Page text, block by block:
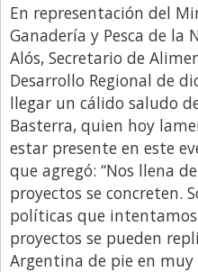
En representación del
Ganadería y Pesca de la
Alós, Secretario de
Desarrollo Regional de
llegar un cálido saludo
Basterra, quien hoy
estar presente en este
que agregó: “Nos llena
proyectos se concreten.
políticas que
proyectos se pueden
Argentina de pie en muy